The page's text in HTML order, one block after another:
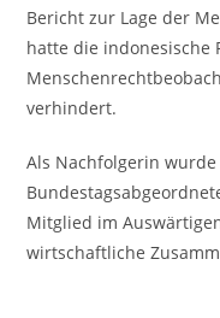
Bericht zur Lage der
hatte die indonesische
verhindert.
Als Nachfolgerin wurde
Mitglied im
wirtschaftliche